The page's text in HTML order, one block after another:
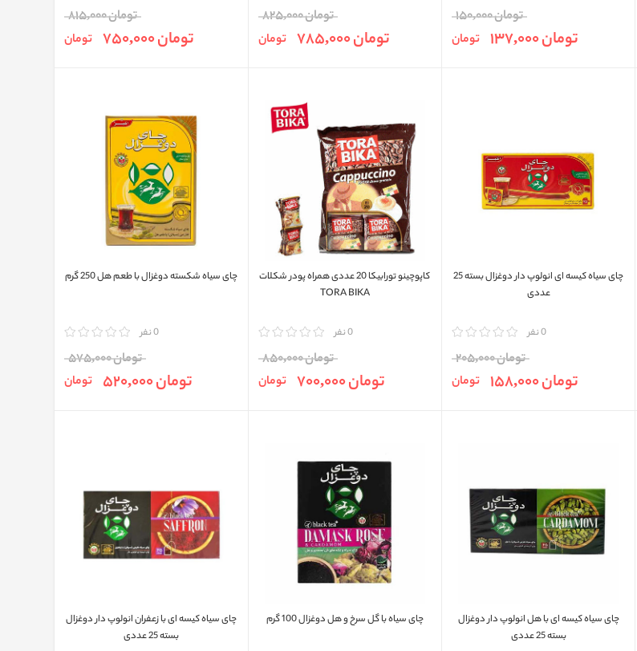
تومان 150,000
تومان 137,000 تومان
تومان 825,000
تومان 785,000 تومان
تومان 815,000
تومان 750,000 تومان
چای سیاه کیسه ای انولوپ دار دوغزال بسته 25
عددی
0 نفر
تومان 205,000
تومان 158,000 تومان
کاپوچینو تورابیکا 20 عددی همراه پودر شکلات
TORA BIKA
0 نفر
تومان 850,000
تومان 700,000 تومان
چای سیاه شکسته دوغزال با طعم هل 250 گرم
0 نفر
تومان 575,000
تومان 520,000 تومان
چای سیاه کیسه ای با هل انولوپ دار دوغزال
بسته 25 عددی
چای سیاه با گل سرخ و هل دوغزال 100 گرم
چای سیاه کیسه ای با زعفران انولوپ دار دوغزال
بسته 25 عددی